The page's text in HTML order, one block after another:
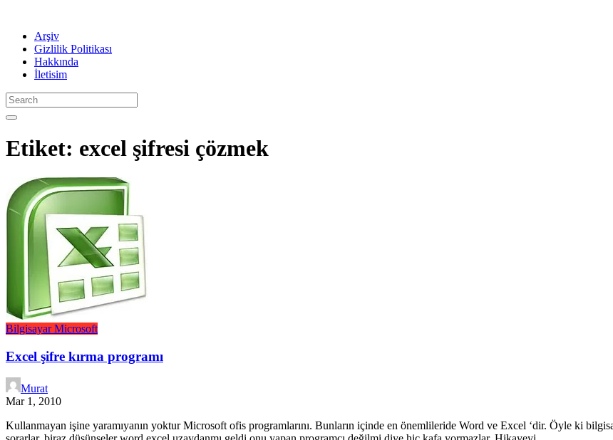
Arşiv
Gizlilik Politikası
Hakkında
İletisim
Etiket: excel şifresi çözmek
BilgisayarMicrosoft
Excel şifre kırma programı
Murat
Mar 1, 2010
Kullanmayan işine yaramıyanın yoktur Microsoft ofis programlarını. Bunların içinde en önemlileride Word ve Excel ‘dir. Öyle ki